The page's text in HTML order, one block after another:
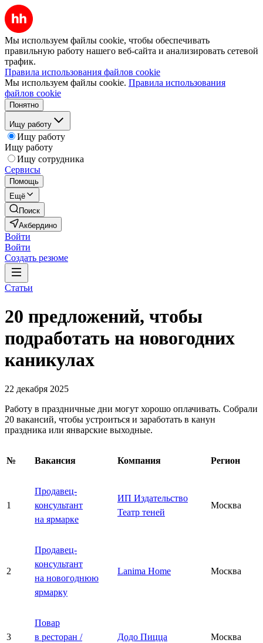
Мы используем файлы cookie, чтобы обеспечивать
правильную работу нашего веб-сайта и анализировать сетевой
трафик.
Правила использования файлов cookie
Мы используем файлы cookie. Правила использования
файлов cookie
Понятно
Ищу работу
Ищу работу
Ищу работу
Ищу сотрудника
Сервисы
Помощь
Ещё
Поиск
Акбердино
Войти
Войти
Создать резюме
Статьи
20 предложений, чтобы
подработать на новогодних
каникулах
22 декабря 2025
Работу в праздничные дни могут хорошо оплачивать. Собрали
20 вакансий, чтобы устроиться и заработать в канун
праздника или январские выходные.
№ Вакансия Компания Регион
1
Продавец-
консультант
на ярмарке
ИП Издательство
Театр теней
Москва
2
Продавец-
консультант
на новогоднюю
ярмарку
Lanima Home Москва
3
Повар
в ресторан /
Додо Пицца Москва